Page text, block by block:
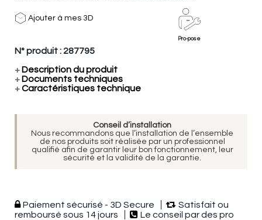
Ajouter à mes 3D
Pro-pose
N° produit : 287795
+ Description du produit
+ Documents techniques
+Caractéristiques technique
Conseil d’installation
Nous recommandons que l’installation de l’ensemble
de nos produits soit réalisée par un professionnel
qualifié afin de garantir leur bon fonctionnement, leur
sécurité et la validité de la garantie.
Paiement sécurisé - 3D Secure
Satisfait ou
remboursé sous 14 jours
Le conseil par des pro